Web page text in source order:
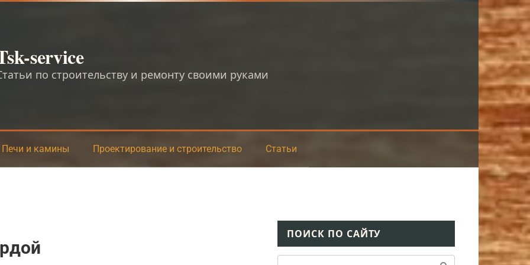
service
по строительству и ремонту своими руками
Печи и камины Проектирование и строительство Статьи
ПОИСК ПО САЙТУ